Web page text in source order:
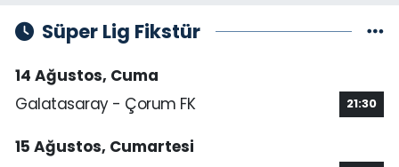
Süper Lig Fikstür
14 Ağustos, Cuma
Galatasaray - Çorum FK
21:30
15 Ağustos, Cumartesi